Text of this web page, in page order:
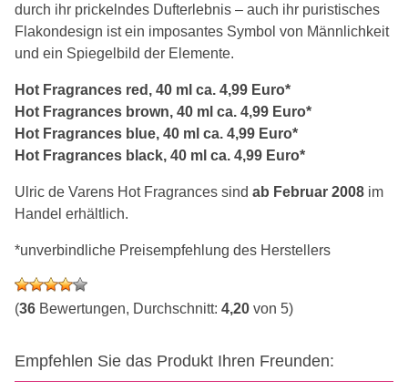
durch ihr prickelndes Dufterlebnis – auch ihr puristisches
Flakondesign ist ein imposantes Symbol von Männlichkeit
und ein Spiegelbild der Elemente.
Hot Fragrances red, 40 ml ca. 4,99 Euro*
Hot Fragrances brown, 40 ml ca. 4,99 Euro*
Hot Fragrances blue, 40 ml ca. 4,99 Euro*
Hot Fragrances black, 40 ml ca. 4,99 Euro*
Ulric de Varens Hot Fragrances sind ab Februar 2008 im
Handel erhältlich.
*unverbindliche Preisempfehlung des Herstellers
(36 Bewertungen, Durchschnitt: 4,20 von 5)
Empfehlen Sie das Produkt Ihren Freunden: